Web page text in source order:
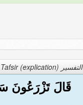
التفسير Tafsir (explication)
قَالَ تَزْرَعُونَ